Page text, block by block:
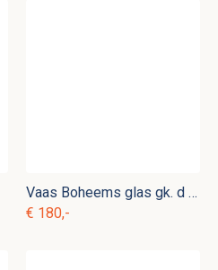
Vaas Boheems glas gk. d 17
€ 180,-